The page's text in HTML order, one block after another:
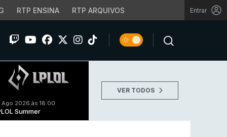
RTP ENSINA RTP ARQUIVOS Entrar
Ago 2026 às 18:00
Summer
VER TODOS